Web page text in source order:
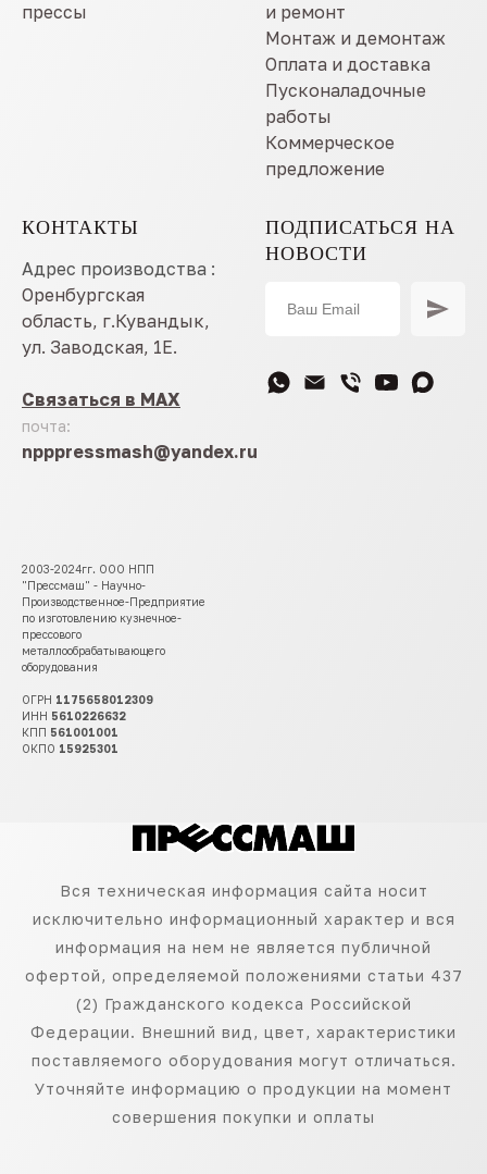
прессы
и ремонт
Монтаж и демонтаж
Оплата и доставка
Пусконаладочные
работы
Коммерческое
предложение
КОНТАКТЫ
Адрес производства :
Оренбургская
область, г.Кувандык,
ул. Заводская, 1Е.
Связаться в MAX
почта:
npppressmash@yandex.ru
ПОДПИСАТЬСЯ НА
НОВОСТИ
2003-2024гг. ООО НПП
"Прессмаш" - Научно-
Производственное-Предприятие
по изготовлению кузнечное-
прессового
металлообрабатывающего
оборудования
ОГРН 1175658012309
ИНН 5610226632
КПП 561001001
ОКПО 15925301
Вся техническая информация сайта носит
исключительно информационный характер и вся
информация на нем не является публичной
офертой, определяемой положениями статьи 437
(2) Гражданского кодекса Российской
Федерации. Внешний вид, цвет, характеристики
поставляемого оборудования могут отличаться.
Уточняйте информацию о продукции на момент
совершения покупки и оплаты